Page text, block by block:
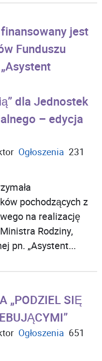
jest
Funduszu
dla Jednostek
– edycja
Ogłoszenia 231
pochodzących z
na realizację
Rodziny,
pn. „Asystent...
„PODZIEL SIĘ
Ogłoszenia 651